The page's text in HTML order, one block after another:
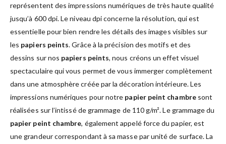
représentent des impressions numériques de très haute qualité
jusqu’à 600 dpi. Le niveau dpi concerne la résolution, qui est
essentielle pour bien rendre les détails des images visibles sur
les papiers peints. Grâce à la précision des motifs et des
dessins sur nos papiers peints, nous créons un effet visuel
spectaculaire qui vous permet de vous immerger complètement
dans une atmosphère créée par la décoration intérieure. Les
impressions numériques pour notre papier peint chambresont
réalisées sur l’intissé de grammage de 110 g/m². Le grammage du
papier peint chambre, également appelé force du papier, est
une grandeur correspondant à sa masse par unité de surface. La